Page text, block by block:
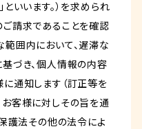
いいます。）を求められ
請求であることを確認
囲内において、遅滞な
づき、個人情報の内容
通知します（訂正等を
客様に対しその旨を通
保護法その他の法令によ